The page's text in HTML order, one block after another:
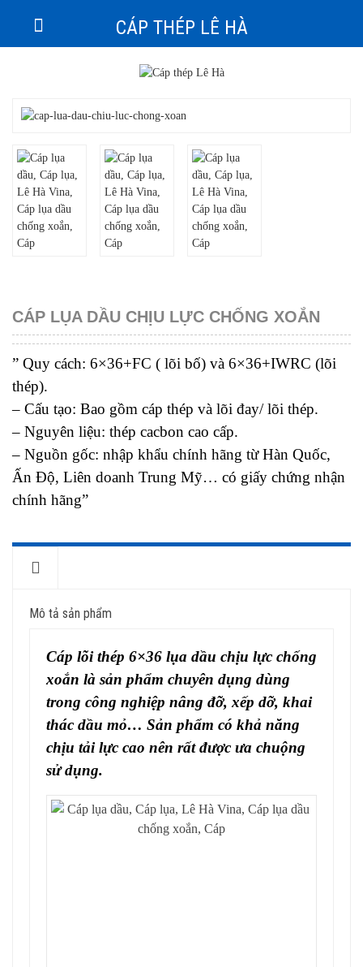
CÁP LỤA DẦU CHỊU LỰC CHỐNG XOẮN
” Quy cách: 6×36+FC ( lõi bố) và 6×36+IWRC (lõi
thép).
– Cấu tạo: Bao gồm cáp thép và lõi đay/ lõi thép.
– Nguyên liệu: thép cacbon cao cấp.
– Nguồn gốc: nhập khẩu chính hãng từ Hàn Quốc,
Ấn Độ, Liên doanh Trung Mỹ… có giấy chứng nhận
chính hãng”
ô
Mô tả sản phẩm
Cáp lõi thép 6×36 lụa dầu chịu lực chống
xoắn là sản phẩm chuyên dụng dùng
trong công nghiệp nâng đỡ, xếp dỡ, khai
thác dầu mỏ… Sản phẩm có khả năng
chịu tải lực cao nên rất được ưa chuộng
sử dụng.
CÁP THÉP LÊ HÀ